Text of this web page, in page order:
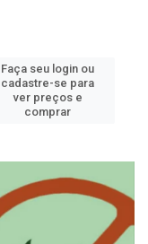
Faça seu login ou
cadastre-se para
ver preços e
comprar